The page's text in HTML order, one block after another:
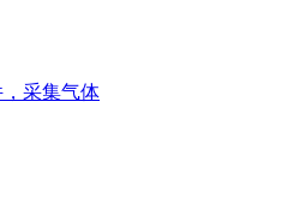
采集气体